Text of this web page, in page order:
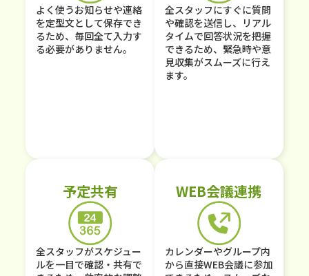
よく使うお知らせや連絡
を定型文として保存でき
るため、毎回全て入力す
る必要がありません。
全スタッフにすぐに質問
や確認を送信し、リアル
タイムで回答状況を把握
できるため、緊急時や意
見収集がスムーズに行え
ます。
予定共有
全スタッフがスケジュー
ルを一目で確認・共有で
WEB会議連携
カレンダーやグループ内
から直接WEB会議に参加